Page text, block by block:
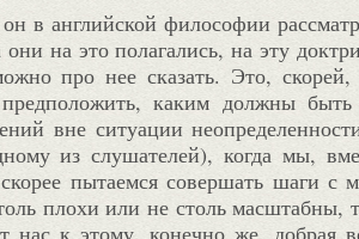
в английской философии
они на это полагались, на эту
про нее сказать. Это,
каким должны
вне ситуации
из слушателей), когда мы,
пытаемся совершать шаги с
плохи или не столь масштабны,
нас к этому, конечно же, добрая